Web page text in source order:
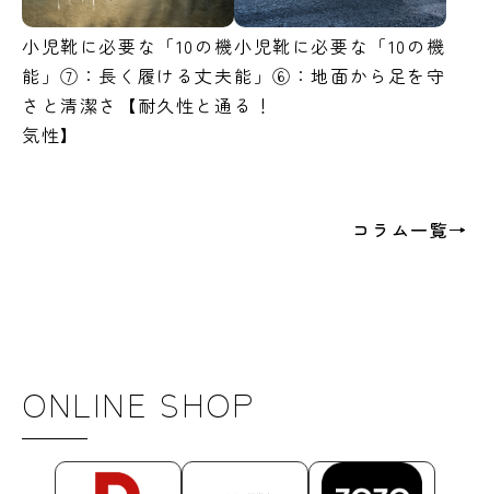
小児靴に必要な「10の機
能」⑦：長く履ける丈夫
さと清潔さ【耐久性と通
気性】
小児靴に必要な「10の機
能」⑥：地面から足を守
る！
コラム一覧→
ONLINE SHOP